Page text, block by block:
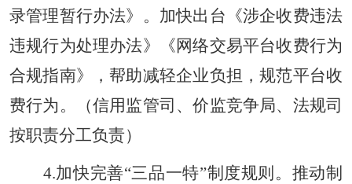
录管理暂行办法》。加快出台《涉企收费违法
违规行为处理办法》《网络交易平台收费行为
合规指南》，帮助减轻企业负担，规范平台收
费行为。（信用监管司、价监竞争局、法规司
按职责分工负责）
4.加快完善“三品一特”制度规则。推动制